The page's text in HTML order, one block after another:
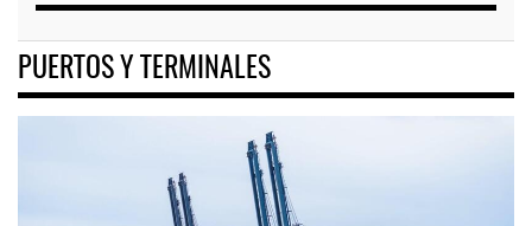
PUERTOS Y TERMINALES